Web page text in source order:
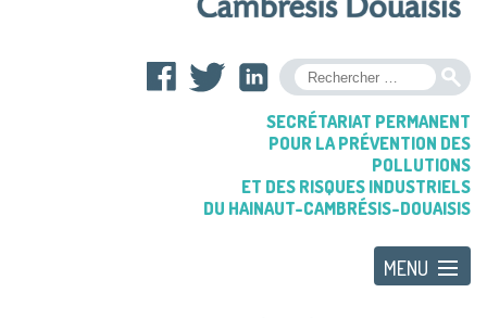
SECRÉTARIAT PERMANENT
POUR LA PRÉVENTION DES
POLLUTIONS
ET DES RISQUES INDUSTRIELS
DU HAINAUT-CAMBRÉSIS-DOUAISIS